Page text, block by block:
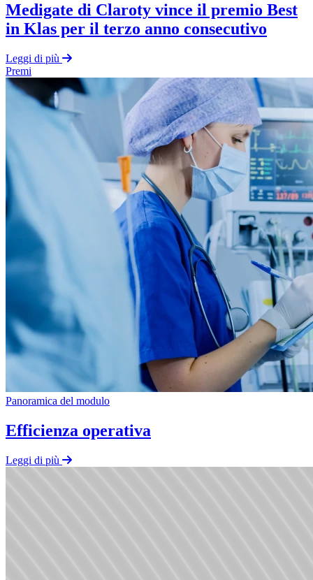
Medigate di Claroty vince il premio Best
in Klas per il terzo anno consecutivo
Leggi di più
Premi
Panoramica del modulo
Efficienza operativa
Leggi di più